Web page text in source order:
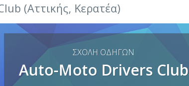
(Αττικής, Κερατέα)
ΣΧΟΛΗ ΟΔΗΓΩΝ
Auto-Moto Drivers Club